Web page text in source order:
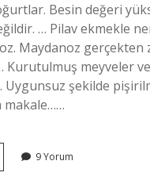
Besin değeri
… Pilav ekmekle
Maydanoz gerçekten
Kurutulmuş meyveler
şekilde
makale……
9 Yorum